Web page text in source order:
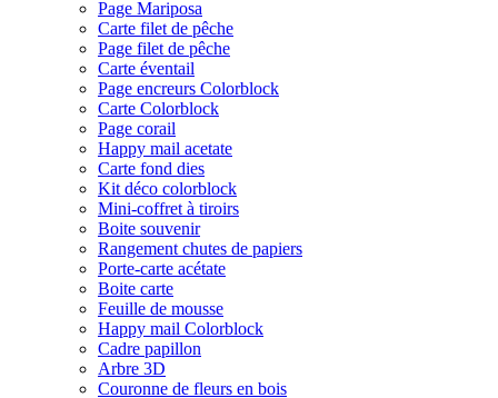
Page Mariposa
Carte filet de pêche
Page filet de pêche
Carte éventail
Page encreurs Colorblock
Carte Colorblock
Page corail
Happy mail acetate
Carte fond dies
Kit déco colorblock
Mini-coffret à tiroirs
Boite souvenir
Rangement chutes de papiers
Porte-carte acétate
Boite carte
Feuille de mousse
Happy mail Colorblock
Cadre papillon
Arbre 3D
Couronne de fleurs en bois